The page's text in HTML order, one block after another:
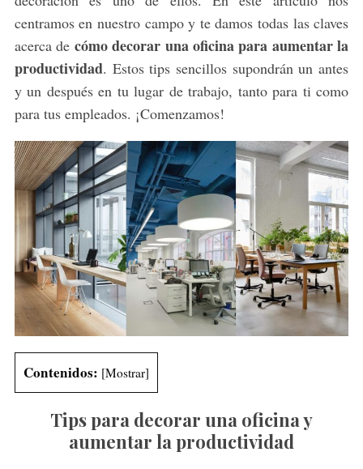
centramos en nuestro campo y te damos todas las claves
acerca de cómo decorar una oficina para aumentar la
productividad. Estos tips sencillos supondrán un antes
y un después en tu lugar de trabajo, tanto para ti como
para tus empleados. ¡Comenzamos!
Contenidos: [Mostrar]
Tips para decorar una oficina y
aumentar la productividad